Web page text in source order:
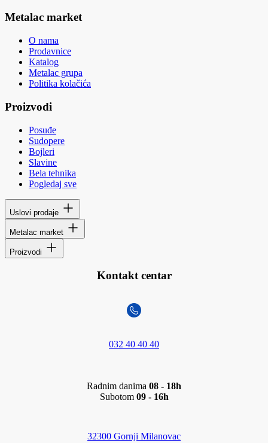
Metalac market
O nama
Prodavnice
Katalog
Metalac grupa
Politika kolačića
Proizvodi
Posuđe
Sudopere
Bojleri
Slavine
Bela tehnika
Pogledaj sve
Uslovi prodaje
Metalac market
Proizvodi
Kontakt centar
032 40 40 40
Radnim danima 08 - 18h
Subotom 09 - 16h
32300 Gornji Milanovac